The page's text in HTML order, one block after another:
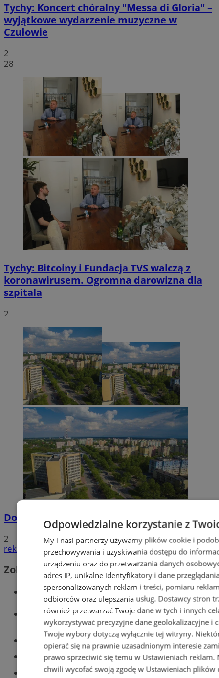
Tychy: Koncert chóralny "Messa di Gloria" –
wyjątkowe wydarzenie muzyczne w
Czułowie
2
28
Tychy: Bitcoiny i Fundacja TVS walczą z
koronawirusem. Ogromna darowizna dla
szpitala
2
Dowody osobiste z odciskami palców
2
reklama
Zobacz również
Wiadomości kryminalne w Tychach
Wiadomości lokalne
Części samochodowe do -70%!
Tworzenie stron www - Tychy
Znajdź pracę - codziennie nowe
Odpowiedzialne korzystanie z
My i nasi partnerzy używamy plików cookie i
przechowywania i uzyskiwania dostępu do
urządzeniu oraz do przetwarzania danych
adres IP, unikalne identyfikatory i dane
spersonalizowanych reklam i treści, pomiaru
odbiorców oraz ulepszania usług. Dostawcy stron
również przetwarzać Twoje dane w tych i innych
wykorzystywać precyzyjne dane geolokalizacyjne i
Twoje wybory dotyczą wyłącznie tej witryny.
opierać się na prawnie uzasadnionym interesie
prawo sprzeciwić się temu w Ustawieniach reklam.
chwili wycofać swoją zgodę w Ustawieniach plików